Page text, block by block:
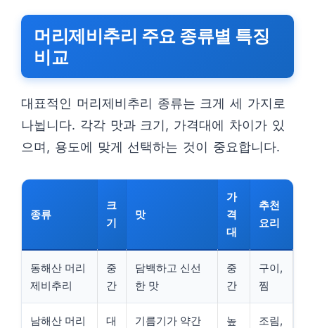
머리제비추리 주요 종류별 특징
비교
대표적인 머리제비추리 종류는 크게 세 가지로
나뉩니다. 각각 맛과 크기, 가격대에 차이가 있
으며, 용도에 맞게 선택하는 것이 중요합니다.
종류
크
기
맛
가
격
대
추천
요리
동해산 머리
제비추리
중
간
담백하고 신선
한 맛
중
간
구이,
찜
남해산 머리
대
기름기가 약간
높
조림,